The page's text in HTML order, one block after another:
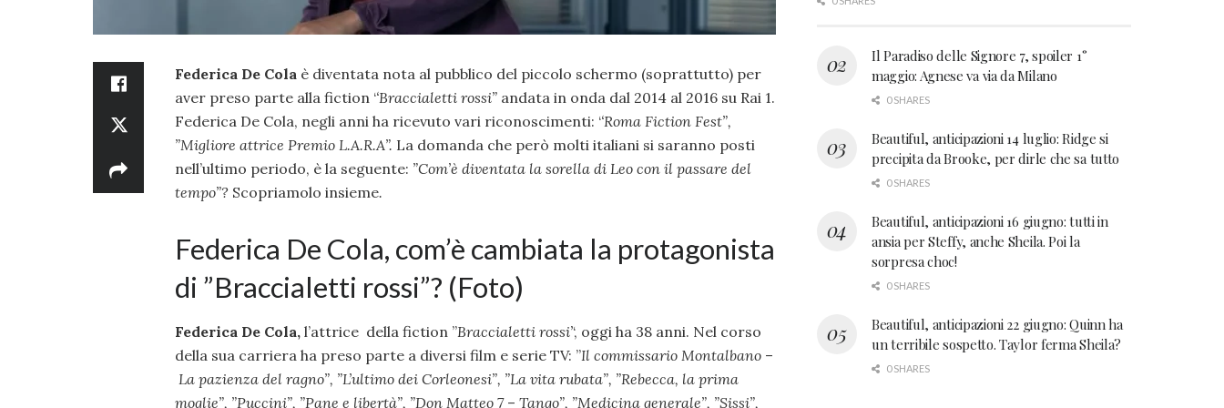
Federica De Cola è diventata nota al pubblico del piccolo schermo (soprattutto) per
aver preso parte alla fiction ‘‘Braccialetti rossi” andata in onda dal 2014 al 2016 su Rai 1.
Federica De Cola, negli anni ha ricevuto vari riconoscimenti: ‘‘Roma Fiction Fest”,
”Migliore attrice Premio L.A.R.A”. La domanda che però molti italiani si saranno posti
nell’ultimo periodo, è la seguente: ”Com’è diventata la sorella di Leo con il passare del
tempo”? Scopriamolo insieme.
Federica De Cola, com’è cambiata la protagonista
di ”Braccialetti rossi”? (Foto)
Federica De Cola, l’attrice della fiction ”Braccialetti rossi’‘, oggi ha 38 anni. Nel corso
della sua carriera ha preso parte a diversi film e serie TV: ”Il commissario Montalbano –
La pazienza del ragno”, ”L’ultimo dei Corleonesi”, ”La vita rubata”, ”Rebecca, la prima
moglie”, ”Puccini”, ”Pane e libertà”, ”Don Matteo 7– Tango”, ”Medicina generale”, ”Sissi”,
Il Paradiso delle Signore 7, spoiler 1°
maggio: Agnese va via da Milano
0 SHARES
Beautiful, anticipazioni 14 luglio: Ridge si
precipita da Brooke, per dirle che sa tutto
0 SHARES
Beautiful, anticipazioni 16 giugno: tutti in
ansia per Steffy, anche Sheila. Poi la
sorpresa choc!
0 SHARES
Beautiful, anticipazioni 22 giugno: Quinn ha
un terribile sospetto. Taylor ferma Sheila?
0 SHARES